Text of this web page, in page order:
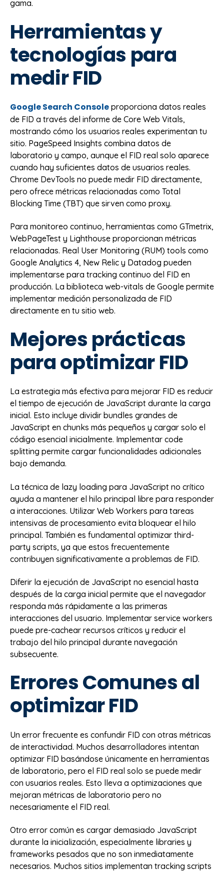
gama.
Herramientas y
tecnologías para
medir FID
Google Search Console proporciona datos reales
de FID a través del informe de Core Web Vitals,
mostrando cómo los usuarios reales experimentan tu
sitio. PageSpeed Insights combina datos de
laboratorio y campo, aunque el FID real solo aparece
cuando hay suficientes datos de usuarios reales.
Chrome DevTools no puede medir FID directamente,
pero ofrece métricas relacionadas como Total
Blocking Time (TBT) que sirven como proxy.
Para monitoreo continuo, herramientas como GTmetrix,
WebPageTest y Lighthouse proporcionan métricas
relacionadas. Real User Monitoring (RUM) tools como
Google Analytics 4, New Relic y Datadog pueden
implementarse para tracking continuo del FID en
producción. La biblioteca web-vitals de Google permite
implementar medición personalizada de FID
directamente en tu sitio web.
Mejores prácticas
para optimizar FID
La estrategia más efectiva para mejorar FID es reducir
el tiempo de ejecución de JavaScript durante la carga
inicial. Esto incluye dividir bundles grandes de
JavaScript en chunks más pequeños y cargar solo el
código esencial inicialmente. Implementar code
splitting permite cargar funcionalidades adicionales
bajo demanda.
La técnica de lazy loading para JavaScript no crítico
ayuda a mantener el hilo principal libre para responder
a interacciones. Utilizar Web Workers para tareas
intensivas de procesamiento evita bloquear el hilo
principal. También es fundamental optimizar third-
party scripts, ya que estos frecuentemente
contribuyen significativamente a problemas de FID.
Diferir la ejecución de JavaScript no esencial hasta
después de la carga inicial permite que el navegador
responda más rápidamente a las primeras
interacciones del usuario. Implementar service workers
puede pre-cachear recursos críticos y reducir el
trabajo del hilo principal durante navegación
subsecuente.
Errores Comunes al
optimizar FID
Un error frecuente es confundir FID con otras métricas
de interactividad. Muchos desarrolladores intentan
optimizar FID basándose únicamente en herramientas
de laboratorio, pero el FID real solo se puede medir
con usuarios reales. Esto lleva a optimizaciones que
mejoran métricas de laboratorio pero no
necesariamente el FID real.
Otro error común es cargar demasiado JavaScript
durante la inicialización, especialmente libraries y
frameworks pesados que no son inmediatamente
necesarios. Muchos sitios implementan tracking scripts